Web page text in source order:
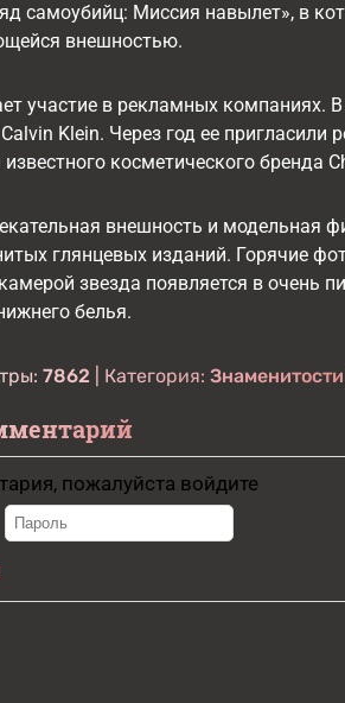
самоубийц: Миссия навылет», в
внешностью.
участие в рекламных компаниях.
Klein. Через год ее
косметического бренда
внешность и модельная
глянцевых изданий. Горячие
звезда появляется в очень
белья.
7862 | Категория: Знаменитости
пожалуйста войдите